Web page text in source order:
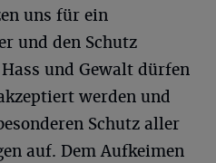
uns für ein
und den Schutz
und Gewalt dürfen
werden und
Schutz aller
auf. Dem Aufkeimen